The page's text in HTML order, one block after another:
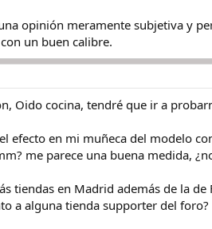
opinión meramente subjetiva y
un buen calibre.
Oido cocina, tendré que ir a
efecto en mi muñeca del modelo
me parece una buena medida,
tiendas en Madrid además de la
a alguna tienda supporter del foro?